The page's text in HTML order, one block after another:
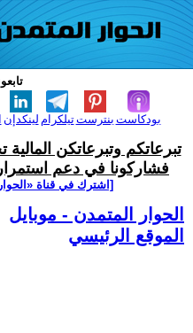
لينكدإن تيلكرامبنترست بودكاست
تبرعاتكم وتبرعاتكن
فشاركونا في دعم
[اشترك في قناة
الحوار المتمدن - موبايل
الموقع الرئيسي